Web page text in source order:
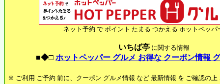
ネット予約 で ポイント たまる つかえる ホットペッパ
いちば亭に関する情報
■◆□ ホットペッパー グルメ お得な クーポン情報
※ ご利用 ご予約 前に、クーポン グルメ情報 など 最新情報 を ご確認の上